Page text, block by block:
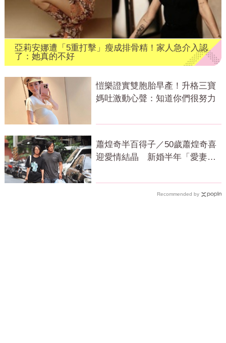
亞莉安娜遭「5重打擊」瘦成排骨精！家人急介入認
了：她真的不好
愷樂證實雙胞胎早產！升格三寶
媽吐激動心聲：知道你們很努力
蕭煌奇半百得子／50歲蕭煌奇喜
迎愛情結晶 新婚半年「愛妻懷
Recommended by